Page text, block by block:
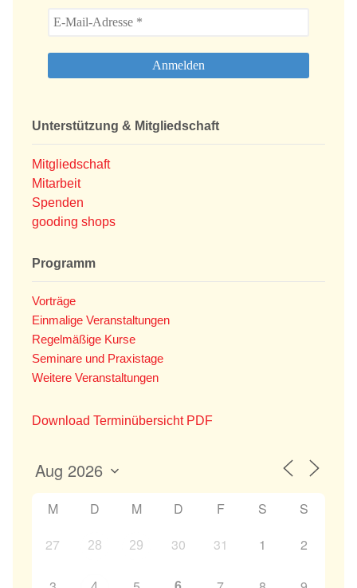
Unterstützung & Mitgliedschaft
Mitgliedschaft
Mitarbeit
Spenden
gooding shops
Programm
Vorträge
Einmalige Veranstaltungen
Regelmäßige Kurse
Seminare und Praxistage
Weitere Veranstaltungen
Download Terminübersicht PDF
M D M D F S
S
27
28 29 30 31 1 2